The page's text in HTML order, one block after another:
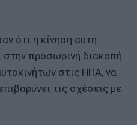
ότι η κίνηση αυτή
στην προσωρινή διακοπή
στις ΗΠΑ, να
τις σχέσεις με